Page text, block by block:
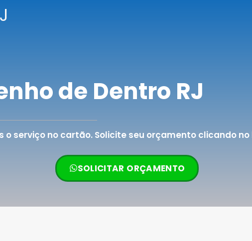
de Dentro RJ
serviço no cartão. Solicite seu orçamento clicando
SOLICITAR ORÇAMENTO